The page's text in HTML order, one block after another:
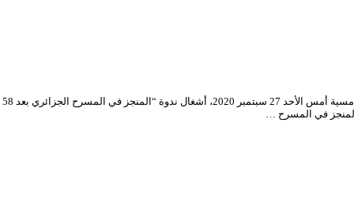
في المسرح …